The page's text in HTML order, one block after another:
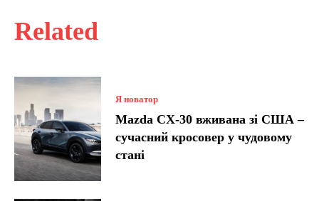
Related
Я новатор
Mazda CX-30 вживана зі США –
сучасний кросовер у чудовому
стані